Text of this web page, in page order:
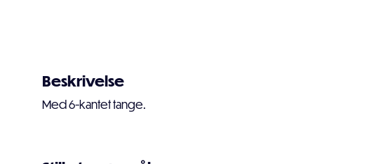
Beskrivelse
Med 6-kantet tange.